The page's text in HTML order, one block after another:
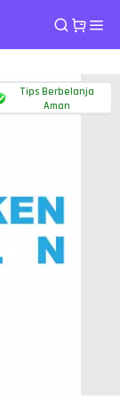
Tips Berbelanja
Aman